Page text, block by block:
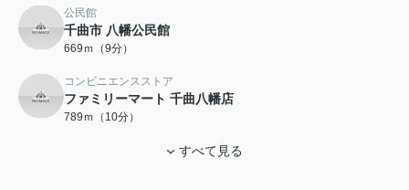
公民館
千曲市 八幡公民館
669ｍ（9分）
コンビニエンスストア
ファミリーマート 千曲八幡店
789ｍ（10分）
すべて見る